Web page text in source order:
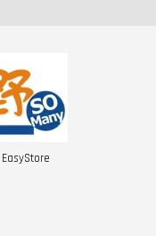
EasyStore